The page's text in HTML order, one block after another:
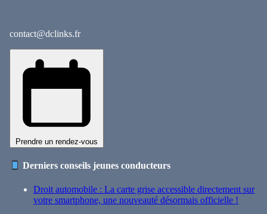
contact@dclinks.fr
Prendre un rendez-vous
Derniers conseils jeunes conducteurs
Droit automobile : La carte grise accessible directement sur
votre smartphone, une nouveauté désormais officielle !